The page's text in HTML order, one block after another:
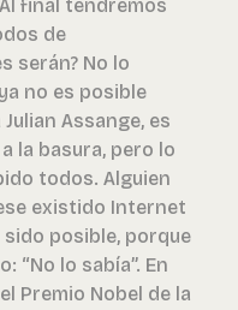
final tendremos
de
serán? No lo
no es posible
Assange, es
la basura, pero lo
todos. Alguien
existido Internet
posible, porque
“No lo sabía”. En
Premio Nobel de la